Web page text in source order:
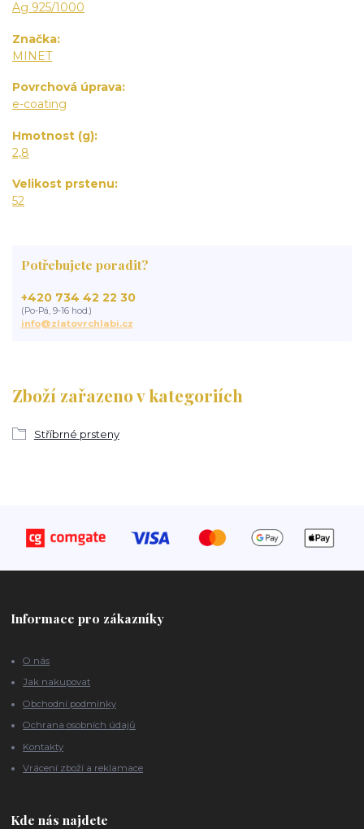
Ag 925/1000
Značka
MINET
Povrchová úprava
e-coating
Hmotnost (g)
2,8
Velikost prstenu
52
Zboží zařazeno v kategoriích
Stříbrné prsteny
Potřebujete poradit?
+420 734 42 22 30
(Po-Pá, 9-16 hod.)
info@zlatovrchlabi.cz
Informace pro zákazníky
O nás
Jak nakupovat
Obchodní podmínky
Ochrana osobních údajů
Kontakty
Vrácení zboží a reklamace
Kde nás najdete